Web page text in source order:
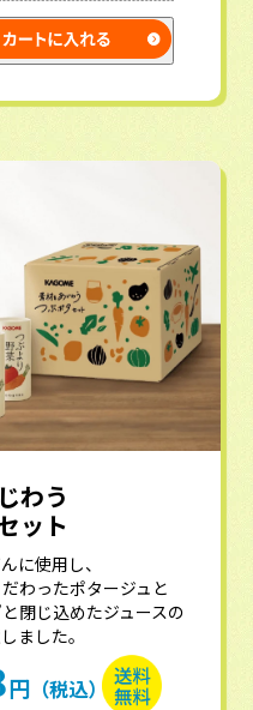
わう
ット
に使用し、
わったポタージュと
閉じ込めたジュースの
ました。
円（税込）